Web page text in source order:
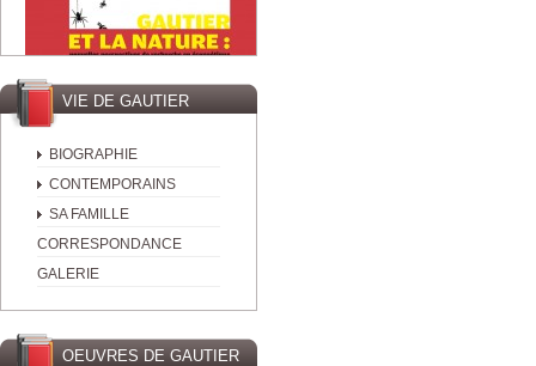
VIE DE GAUTIER
BIOGRAPHIE
CONTEMPORAINS
SA FAMILLE
CORRESPONDANCE
GALERIE
OEUVRES DE GAUTIER